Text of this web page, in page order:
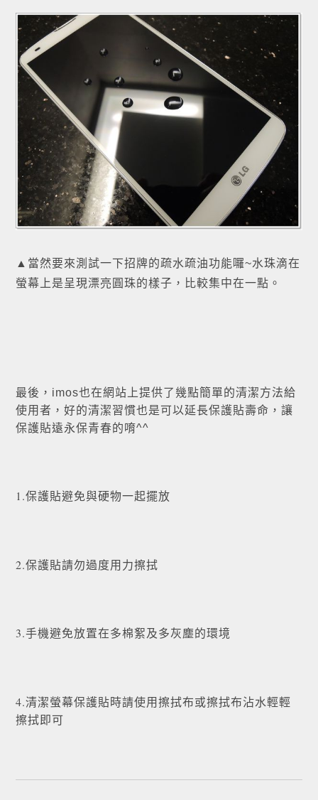
▲當然要來測試一下招牌的疏水疏油功能囉~水珠滴在
螢幕上是呈現漂亮圓珠的樣子，比較集中在一點。
最後，imos也在網站上提供了幾點簡單的清潔方法給
使用者，好的清潔習慣也是可以延長保護貼壽命，讓
保護貼遠永保青春的唷^^
1.保護貼避免與硬物一起擺放
2.保護貼請勿過度用力擦拭
3.手機避免放置在多棉絮及多灰塵的環境
4.清潔螢幕保護貼時請使用擦拭布或擦拭布沾水輕輕
擦拭即可